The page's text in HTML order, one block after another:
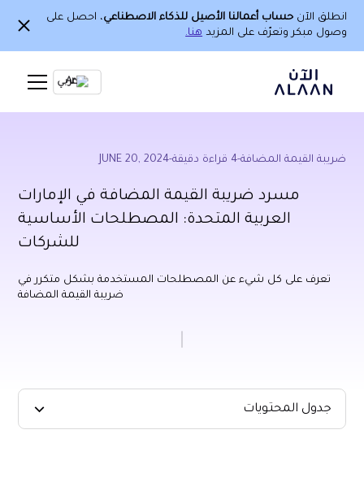
انطلق الآن حساب أعمالنا الأصيل للذكاء الاصطناعي، احصل على
وصول مبكر وتعرّف على المزيد هنا.
Ar
ضريبة القيمة المضافة-
4 قراءة دقيقة-
JUNE 20, 2024
مسرد ضريبة القيمة المضافة في الإمارات
العربية المتحدة: المصطلحات الأساسية
للشركات
تعرف على كل شيء عن المصطلحات المستخدمة بشكل متكرر في
ضريبة القيمة المضافة
جدول المحتويات